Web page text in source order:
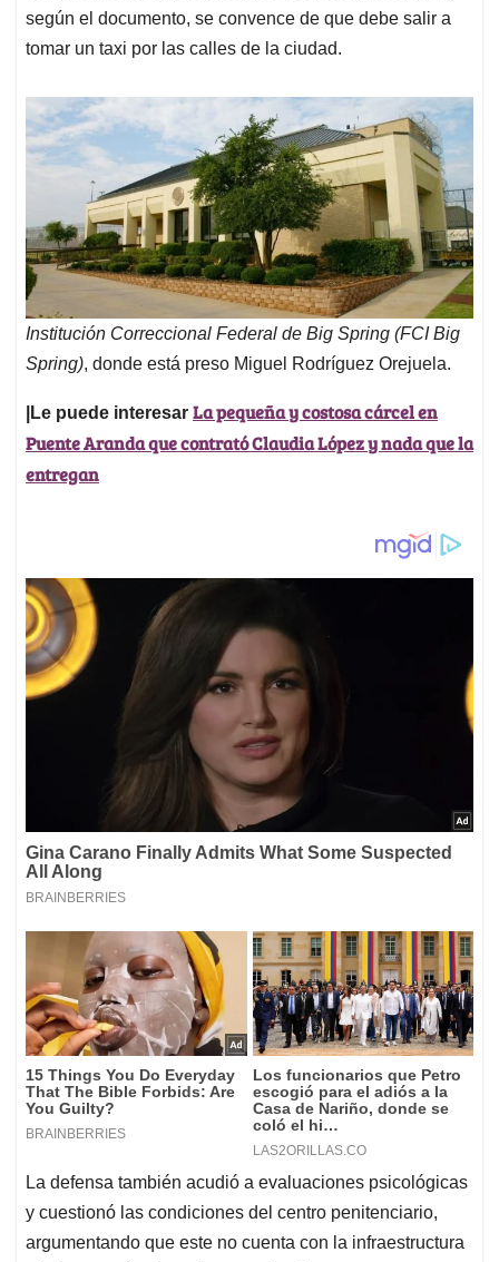
según el documento, se convence de que debe salir a
tomar un taxi por las calles de la ciudad.
Institución Correccional Federal de Big Spring (FCI Big
Spring), donde está preso Miguel Rodríguez Orejuela.
|Le puede interesar La pequeña y costosa cárcel en
Puente Aranda que contrató Claudia López y nada que la
entregan
La defensa también acudió a evaluaciones psicológicas
y cuestionó las condiciones del centro penitenciario,
argumentando que este no cuenta con la infraestructura